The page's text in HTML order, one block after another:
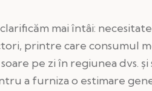
clarificăm mai întâi:
printre care consumul
pe zi în regiunea dvs.
a furniza o estimare